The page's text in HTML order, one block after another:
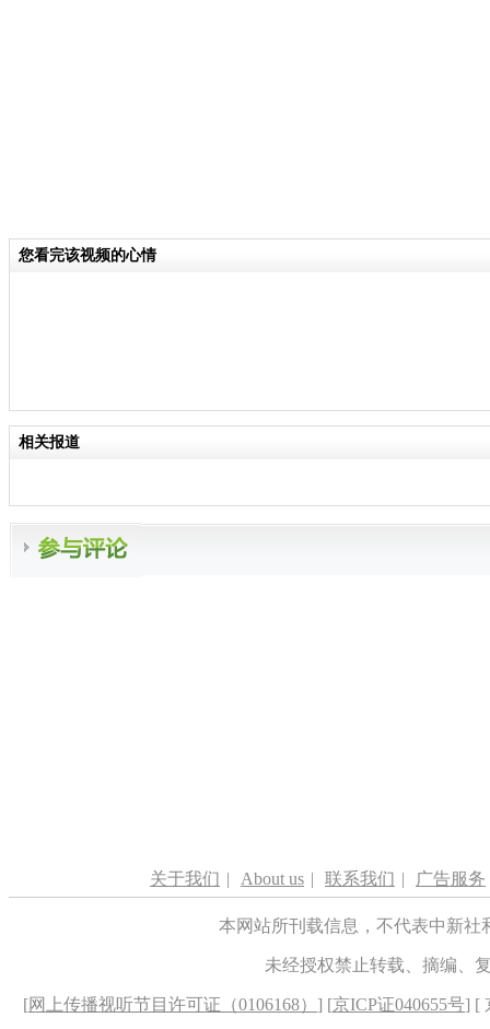
您看完该视频的心情
相关报道
关于我们 | About us | 联系我们 | 广告服务
本网站所刊载信息，不代表中新
未经授权禁止转载、摘编、
[网上传播视听节目许可证（0106168） ] [京ICP证040655号] [